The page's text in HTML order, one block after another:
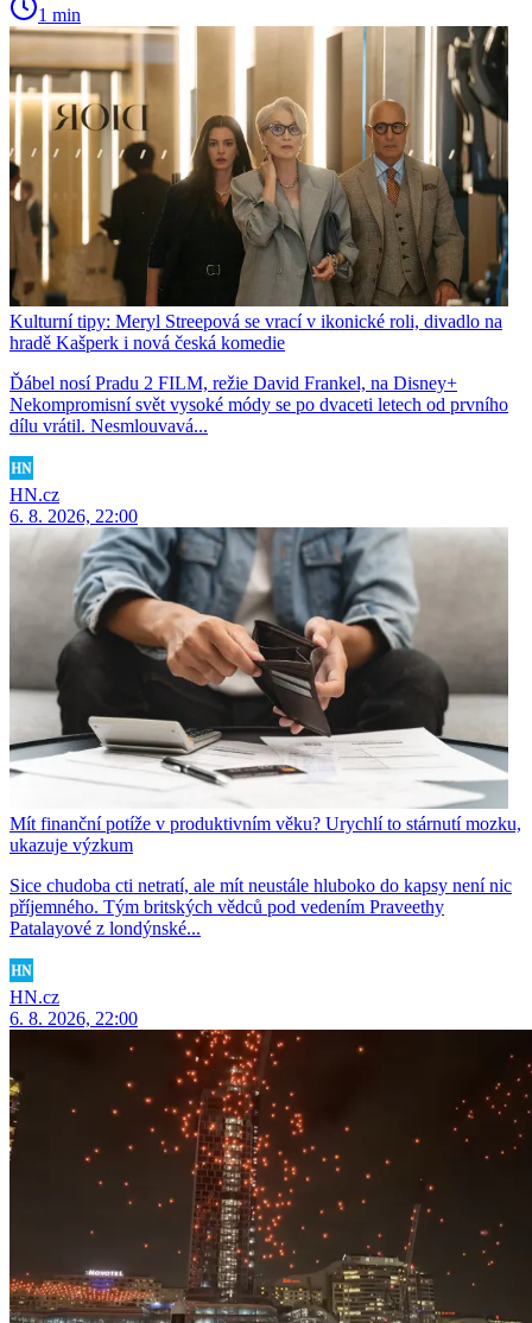
1 min
Kulturní tipy: Meryl Streepová se vrací v ikonické roli, divadlo na
hradě Kašperk i nová česká komedie
Ďábel nosí Pradu 2 FILM, režie David Frankel, na Disney+
Nekompromisní svět vysoké módy se po dvaceti letech od prvního
dílu vrátil. Nesmlouvavá...
HN.cz
6. 8. 2026, 22:00
Mít finanční potíže v produktivním věku? Urychlí to stárnutí mozku,
ukazuje výzkum
Sice chudoba cti netratí, ale mít neustále hluboko do kapsy není nic
příjemného. Tým britských vědců pod vedením Praveethy
Patalayové z londýnské...
HN.cz
6. 8. 2026, 22:00